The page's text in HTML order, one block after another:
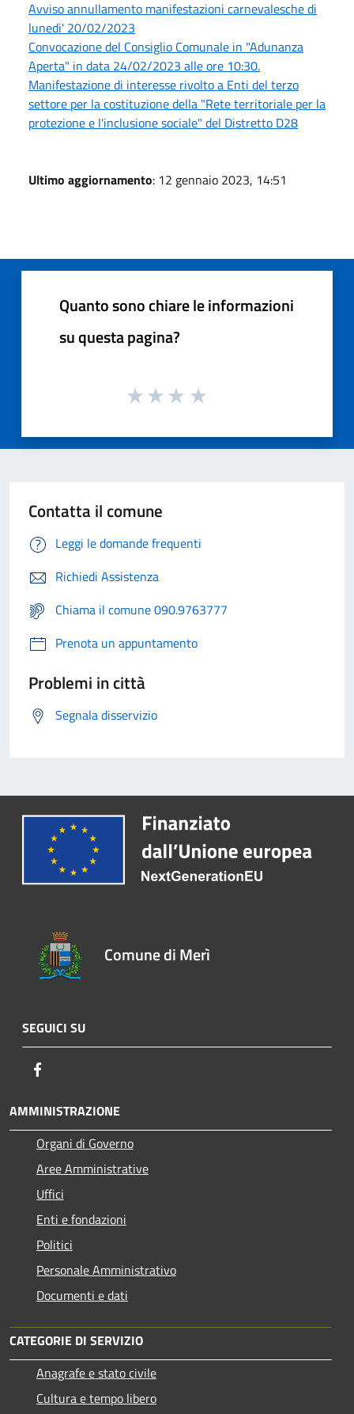
Avviso annullamento manifestazioni carnevalesche di
lunedi' 20/02/2023
Convocazione del Consiglio Comunale in "Adunanza
Aperta" in data 24/02/2023 alle ore 10:30.
Manifestazione di interesse rivolto a Enti del terzo
settore per la costituzione della "Rete territoriale per la
protezione e l'inclusione sociale" del Distretto D28
Ultimo aggiornamento: 12 gennaio 2023, 14:51
Quanto sono chiare le informazioni
su questa pagina?
Contatta il comune
Leggi le domande frequenti
Richiedi Assistenza
Chiama il comune 090.9763777
Prenota un appuntamento
Problemi in città
Segnala disservizio
Comune di Merì
SEGUICI SU
AMMINISTRAZIONE
Organi di Governo
Aree Amministrative
Uffici
Enti e fondazioni
Politici
Personale Amministrativo
Documenti e dati
CATEGORIE DI SERVIZIO
Anagrafe e stato civile
Cultura e tempo libero